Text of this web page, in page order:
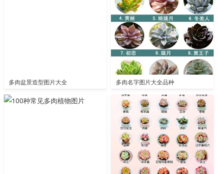
多肉盆景造型图片大全 多肉名字图片大全品种